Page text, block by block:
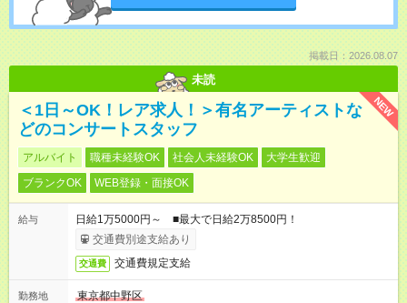
掲載日：2026.08.07
未読
NEW
＜1日～OK！レア求人！＞有名アーティストな
どのコンサートスタッフ
アルバイト 職種未経験OK 社会人未経験OK
大学生歓迎
ブランクOK
WEB登録・面接OK
給与
日給1万5000円～ ■最大で日給2万8500円！
交通費別途支給あり
交通費 交通費規定支給
勤務地
東京都中野区